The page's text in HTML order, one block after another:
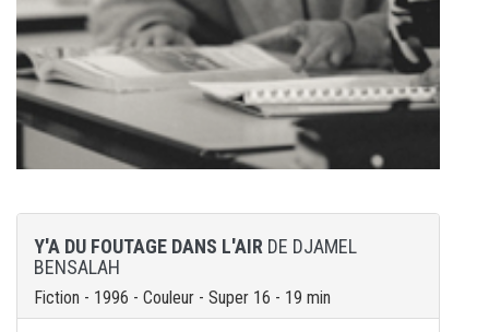
Y'A DU FOUTAGE DANS L'AIR DE DJAMEL
BENSALAH
Fiction - 1996 - Couleur - Super 16 - 19 min